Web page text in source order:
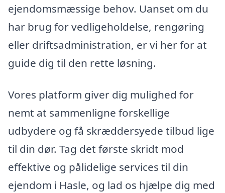
ejendomsmæssige behov. Uanset om du
har brug for vedligeholdelse, rengøring
eller driftsadministration, er vi her for at
guide dig til den rette løsning.
Vores platform giver dig mulighed for
nemt at sammenligne forskellige
udbydere og få skræddersyede tilbud lige
til din dør. Tag det første skridt mod
effektive og pålidelige services til din
ejendom i Hasle, og lad os hjælpe dig med